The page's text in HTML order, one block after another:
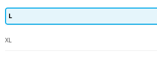
L
XL